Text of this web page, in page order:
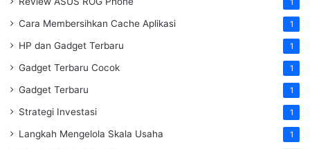
1
Cara Membersihkan Cache Aplikasi 1
HP dan Gadget Terbaru 1
Gadget Terbaru Cocok 1
Gadget Terbaru 1
Strategi Investasi 1
Langkah Mengelola Skala Usaha 1